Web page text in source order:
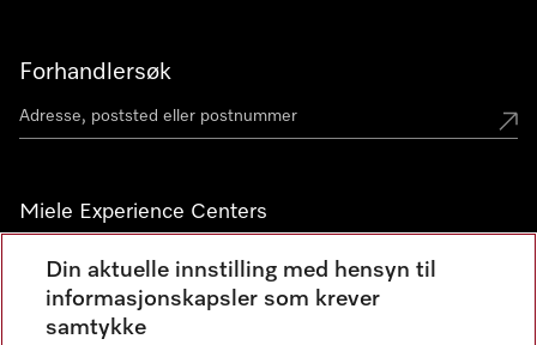
Forhandlersøk
Miele Experience Centers
Miele Experience Center Nesbru
Miele Outlet Nesbru
Din aktuelle innstilling med hensyn til
informasjonskapsler som krever
samtykke